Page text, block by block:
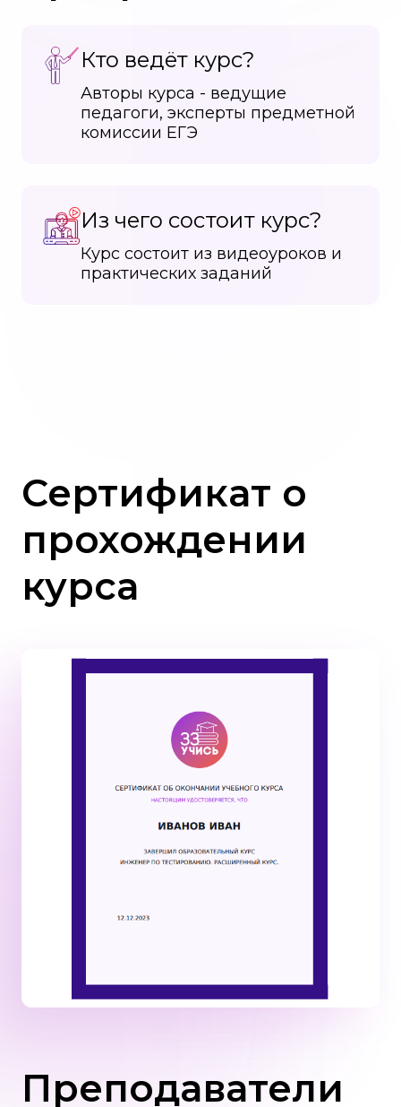
Кто ведёт курс?
Авторы курса - ведущие
педагоги, эксперты предметной
комиссии ЕГЭ
Из чего состоит курс?
Курс состоит из видеоуроков и
практических заданий
Сертификат о
прохождении
курса
Преподаватели